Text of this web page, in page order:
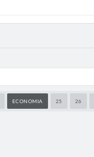
ECONOMIA 25 26